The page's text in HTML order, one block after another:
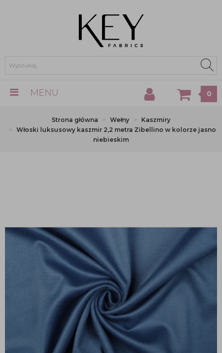
MENU 0
Strona główna Wełny
Kaszmiry
Włoski luksusowy kaszmir 2,2 metra Zibellino w kolorze jasno
niebieskim